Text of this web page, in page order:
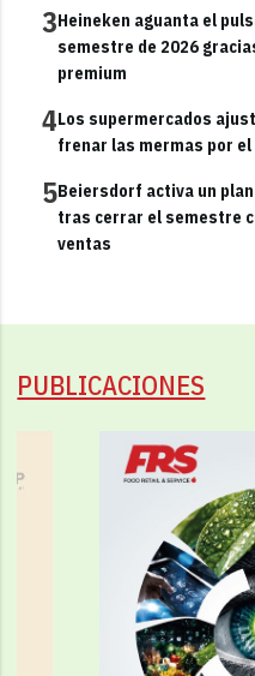
3Heineken aguanta el
semestre de 2026
premium
4Los supermercados
frenar las mermas por
5Beiersdorf activa un
tras cerrar el semestre
ventas
PUBLICACIONES